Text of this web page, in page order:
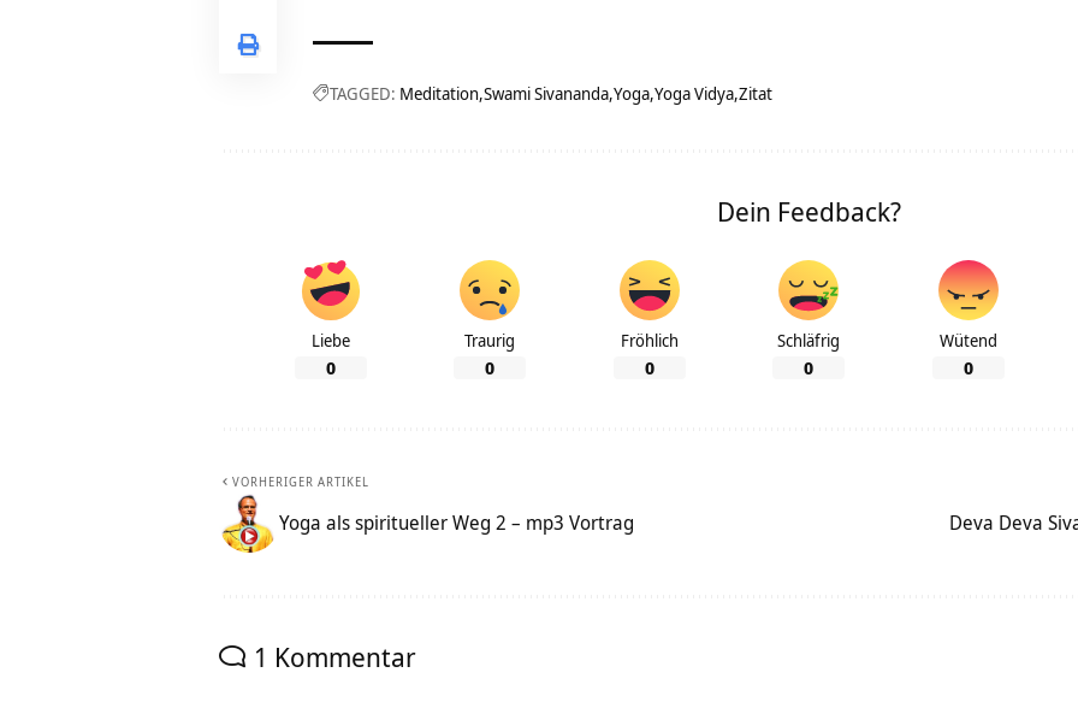
TAGGED: Meditation Swami Sivananda Yoga Yoga Vidya Zitat
Dein Feedback?
Liebe
0
Traurig
0
Fröhlich
0
Schläfrig
0
Wütend
0
VORHERIGER ARTIKEL
Yoga als spiritueller Weg 2 – mp3 Vortrag Deva Deva
1 Kommentar